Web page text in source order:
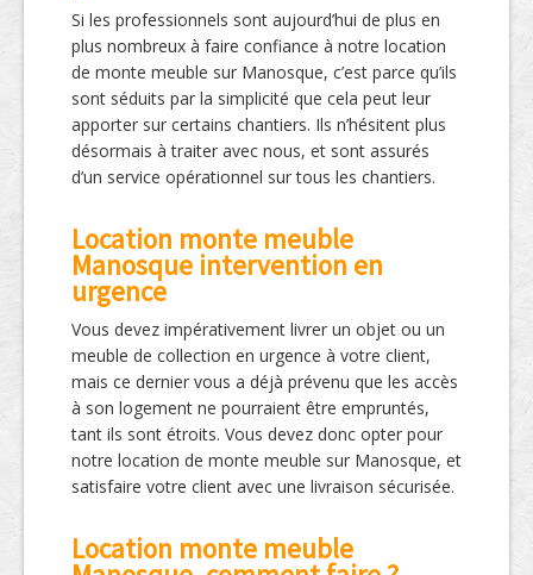
Si les professionnels sont aujourd’hui de plus en
plus nombreux à faire confiance à notre location
de monte meuble sur Manosque, c’est parce qu’ils
sont séduits par la simplicité que cela peut leur
apporter sur certains chantiers. Ils n’hésitent plus
désormais à traiter avec nous, et sont assurés
d’un service opérationnel sur tous les chantiers.
Location monte meuble
Manosque intervention en
urgence
Vous devez impérativement livrer un objet ou un
meuble de collection en urgence à votre client,
mais ce dernier vous a déjà prévenu que les accès
à son logement ne pourraient être empruntés,
tant ils sont étroits. Vous devez donc opter pour
notre location de monte meuble sur Manosque, et
satisfaire votre client avec une livraison sécurisée.
Location monte meuble